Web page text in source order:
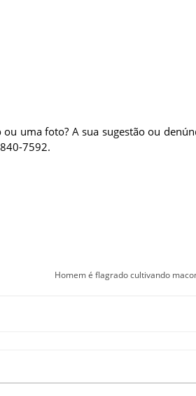
uma foto? A sua sugestão ou
7592.
Homem é flagrado cultivando